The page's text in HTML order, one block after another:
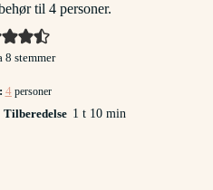
til 4 personer.
8 stemmer
4 personer
Tilberedelse 1 time
t 10minutter
min